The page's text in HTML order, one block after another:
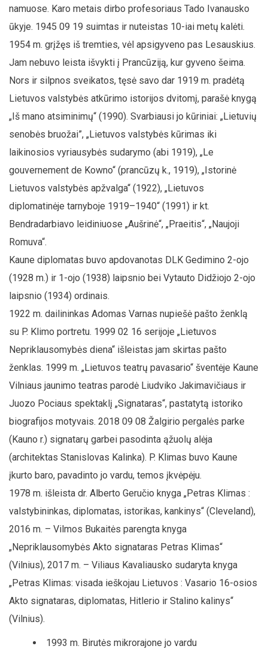
namuose. Karo metais dirbo profesoriaus Tado Ivanausko
ūkyje. 1945 09 19 suimtas ir nuteistas 10-iai metų kalėti.
1954 m. grįžęs iš tremties, vėl apsigyveno pas Lesauskius.
Jam nebuvo leista išvykti į Prancūziją, kur gyveno šeima.
Nors ir silpnos sveikatos, tęsė savo dar 1919 m. pradėtą
Lietuvos valstybės atkūrimo istorijos dvitomį, parašė knygą
„Iš mano atsiminimų“ (1990). Svarbiausi jo kūriniai: „Lietuvių
senobės bruožai”, „Lietuvos valstybės kūrimas iki
laikinosios vyriausybės sudarymo (abi 1919), „Le
gouvernement de Kowno“ (prancūzų k., 1919), „Istorinė
Lietuvos valstybės apžvalga“ (1922), „Lietuvos
diplomatinėje tarnyboje 1919–1940“ (1991) ir kt.
Bendradarbiavo leidiniuose „Aušrinė“, „Praeitis“, „Naujoji
Romuva“.
Kaune diplomatas buvo apdovanotas DLK Gedimino 2-ojo
(1928 m.) ir 1-ojo (1938) laipsnio bei Vytauto Didžiojo 2-ojo
laipsnio (1934) ordinais.
1922 m. dailininkas Adomas Varnas nupiešė pašto ženklą
su P. Klimo portretu. 1999 02 16 serijoje „Lietuvos
Nepriklausomybės diena“ išleistas jam skirtas pašto
ženklas. 1999 m. „Lietuvos teatrų pavasario“ šventėje Kaune
Vilniaus jaunimo teatras parodė Liudviko Jakimavičiaus ir
Juozo Pociaus spektaklį „Signataras“, pastatytą istoriko
biografijos motyvais. 2018 09 08 Žalgirio pergalės parke
(Kauno r.) signatarų garbei pasodinta ąžuolų alėja
(architektas Stanislovas Kalinka). P. Klimas buvo Kaune
įkurto baro, pavadinto jo vardu, temos įkvėpėju.
1978 m. išleista dr. Alberto Geručio knyga „Petras Klimas :
valstybininkas, diplomatas, istorikas, kankinys“ (Cleveland),
2016 m. – Vilmos Bukaitės parengta knyga
„Nepriklausomybės Akto signataras Petras Klimas“
(Vilnius), 2017 m. – Viliaus Kavaliausko sudaryta knyga
„Petras Klimas: visada ieškojau Lietuvos : Vasario 16-osios
Akto signataras, diplomatas, Hitlerio ir Stalino kalinys“
(Vilnius).
1993 m. Birutės mikrorajone jo vardu